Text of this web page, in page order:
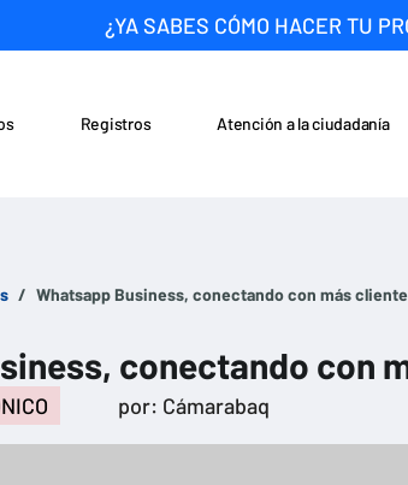
¿YA SABES CÓMO HACER TU
Registros
Atención a la ciudadanía
Whatsapp Business, conectando con más
conectando con
por: Cámarabaq